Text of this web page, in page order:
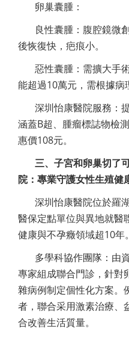
卵巢囊腫：
良性囊腫：腹腔鏡微
後恢復快，疤痕小。
惡性囊腫：需擴大手
能超過10萬元，需根據病
深圳怡康醫院服務：
涵蓋B超、腫瘤標誌物檢
惠價108元。
三、子宮和卵巢切了
院：專業守護女性生殖健
深圳怡康醫院位於羅
醫保定點單位與異地就醫
健康與不孕癥領域超10年
多學科協作團隊：由
專家組成聯合門診，針對
雜病例制定個性化方案。
者，聯合采用激素治療、
合改善生活質量。